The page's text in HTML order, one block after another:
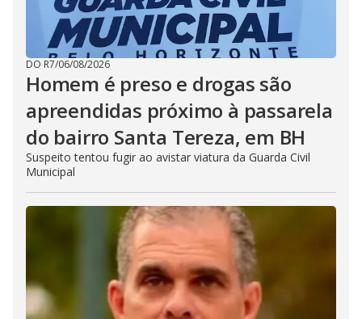
DO R7/06/08/2026
Homem é preso e drogas são
apreendidas próximo à passarela
do bairro Santa Tereza, em BH
Suspeito tentou fugir ao avistar viatura da Guarda Civil
Municipal